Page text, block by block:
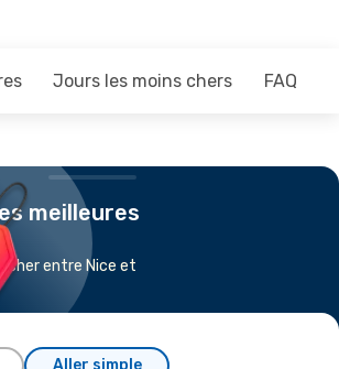
Jours les moins chers FAQ
meilleures
cher entre Nice et
Aller simple